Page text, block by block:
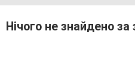
Нічого не знайдено за